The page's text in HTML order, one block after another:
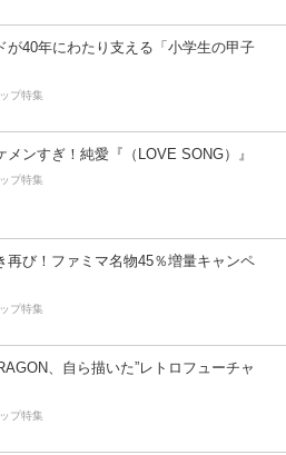
が40年にわたり支える「小学生の甲子
プ特集
メンすぎ！純愛『（LOVE SONG）』
プ特集
再び！ファミマ名物45％増量キャンペ
プ特集
、自ら描いた”レトロフューチャ
プ特集